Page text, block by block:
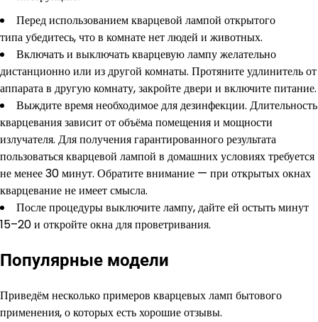
Перед использованием кварцевой лампой открытого
типа убедитесь, что в комнате нет людей и животных.
Включать и выключать кварцевую лампу желательно
дистанционно или из другой комнаты. Протяните удлинитель от
аппарата в другую комнату, закройте двери и включите питание.
Выждите время необходимое для дезинфекции. Длительность
кварцевания зависит от объёма помещения и мощности
излучателя. Для получения гарантированного результата
пользоваться кварцевой лампой в домашних условиях требуется
не менее 30 минут. Обратите внимание — при открытых окнах
кварцевание не имеет смысла.
После процедуры выключите лампу, дайте ей остыть минут
15–20 и откройте окна для проветривания.
Популярные модели
Приведём несколько примеров кварцевых ламп бытового
применения, о которых есть хорошие отзывы.